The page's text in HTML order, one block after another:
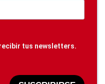
tus newsletters.